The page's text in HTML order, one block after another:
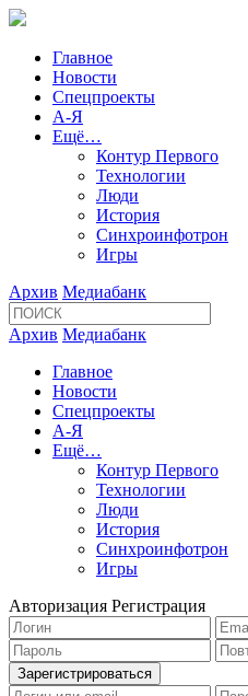
Главное
Новости
Спецпроекты
А-Я
Ещё…
Контур Первого
Технологии
Люди
История
Синхроинфотрон
Игры
Архив Медиабанк
Архив Медиабанк
Главное
Новости
Спецпроекты
А-Я
Ещё…
Контур Первого
Технологии
Люди
История
Синхроинфотрон
Игры
Авторизация Регистрация